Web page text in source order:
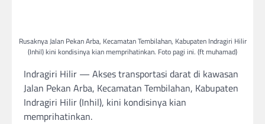
Rusaknya Jalan Pekan Arba, Kecamatan Tembilahan, Kabupaten Indragiri Hilir
(Inhil) kini kondisinya kian memprihatinkan. Foto pagi ini. (ft muhamad)
Indragiri Hilir — Akses transportasi darat di kawasan
Jalan Pekan Arba, Kecamatan Tembilahan, Kabupaten
Indragiri Hilir (Inhil), kini kondisinya kian
memprihatinkan.